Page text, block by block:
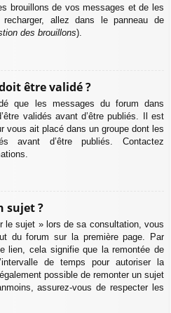
brouillons de vos messages et de les
allez dans le panneau de
des brouillons).
être validé ?
que les messages du forum dans
validés avant d’être publiés. Il est
vous ait placé dans un groupe dont les
avant d’être publiés. Contactez
sujet ?
le sujet » lors de sa consultation, vous
du forum sur la première page. Par
lien, cela signifie que la remontée de
de temps pour autoriser la
possible de remonter un sujet
assurez-vous de respecter les